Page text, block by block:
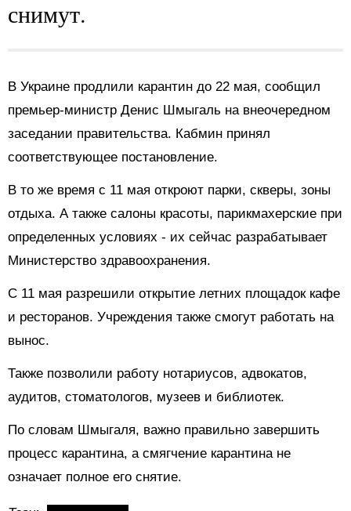
снимут.
В Украине продлили карантин до 22 мая, сообщил
премьер-министр Денис Шмыгаль на внеочередном
заседании правительства. Кабмин принял
соответствующее постановление.
В то же время с 11 мая откроют парки, скверы, зоны
отдыха. А также салоны красоты, парикмахерские при
определенных условиях - их сейчас разрабатывает
Министерство здравоохранения.
С 11 мая разрешили открытие летних площадок кафе
и ресторанов. Учреждения также смогут работать на
вынос.
Также позволили работу нотариусов, адвокатов,
аудитов, стоматологов, музеев и библиотек.
По словам Шмыгаля, важно правильно завершить
процесс карантина, а смягчение карантина не
означает полное его снятие.